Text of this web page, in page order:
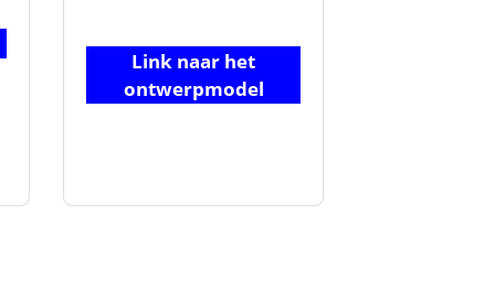
Link naar het
ontwerpmodel